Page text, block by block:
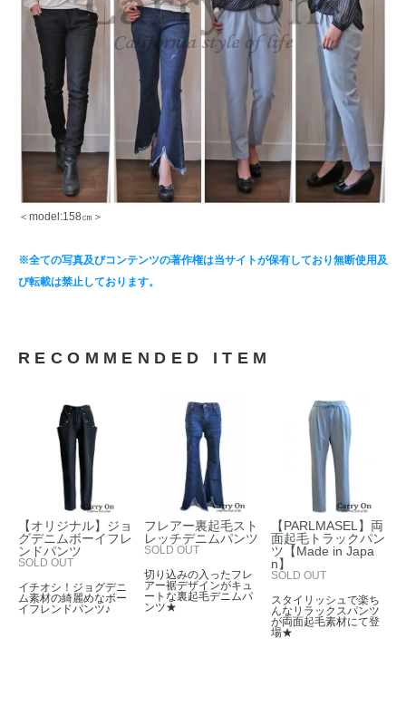
＜model:158㎝＞
※全ての写真及びコンテンツの著作権は当サイトが保有しており無断使用及
び転載は禁止しております。
RECOMMENDED ITEM
【オリジナル】ジョ
グデニムボーイフレ
ンドパンツ
SOLD OUT
イチオシ！ジョグデニ
ム素材の綺麗めなボー
イフレンドパンツ♪
フレアー裏起毛スト
レッチデニムパンツ
SOLD OUT
切り込みの入ったフレ
アー裾デザインがキュ
ートな裏起毛デニムパ
ンツ★
【PARLMASEL】両
面起毛トラックパン
ツ【Made in Japa
n】
SOLD OUT
スタイリッシュで楽ち
んなリラックスパンツ
が両面起毛素材にて登
場★